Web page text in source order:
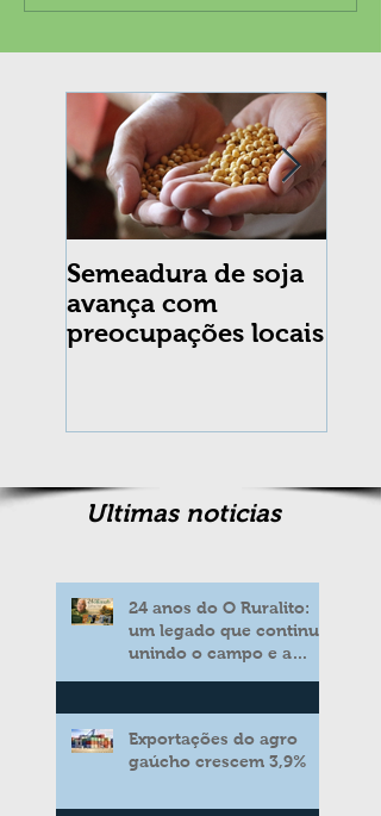
Semeadura de soja
avança com
preocupações locais
Ultimas noticias
24 anos do O Ruralito:
um legado que continua
unindo o campo e a
Exportações do agro
gaúcho crescem 3,9%